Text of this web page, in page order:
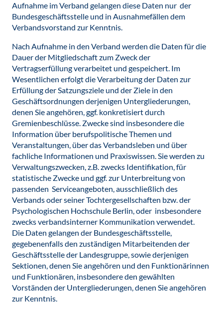
Aufnahme im Verband gelangen diese Daten nur der
Bundesgeschäftsstelle und in Ausnahmefällen dem
Verbandsvorstand zur Kenntnis.
Nach Aufnahme in den Verband werden die Daten für die
Dauer der Mitgliedschaft zum Zweck der
Vertragserfüllung verarbeitet und gespeichert. Im
Wesentlichen erfolgt die Verarbeitung der Daten zur
Erfüllung der Satzungsziele und der Ziele in den
Geschäftsordnungen derjenigen Untergliederungen,
denen Sie angehören, ggf. konkretisiert durch
Gremienbeschlüsse. Zwecke sind insbesondere die
Information über berufspolitische Themen und
Veranstaltungen, über das Verbandsleben und über
fachliche Informationen und Praxiswissen. Sie werden zu
Verwaltungszwecken, z.B. zwecks Identifikation, für
statistische Zwecke und ggf. zur Unterbreitung von
passenden Serviceangeboten, ausschließlich des
Verbands oder seiner Tochtergesellschaften bzw. der
Psychologischen Hochschule Berlin, oder insbesondere
zwecks verbandsinterner Kommunikation verwendet.
Die Daten gelangen der Bundesgeschäftsstelle,
gegebenenfalls den zuständigen Mitarbeitenden der
Geschäftsstelle der Landesgruppe, sowie derjenigen
Sektionen, denen Sie angehören und den Funktionärinnen
und Funktionären, insbesondere den gewählten
Vorständen der Untergliederungen, denen Sie angehören
zur Kenntnis.